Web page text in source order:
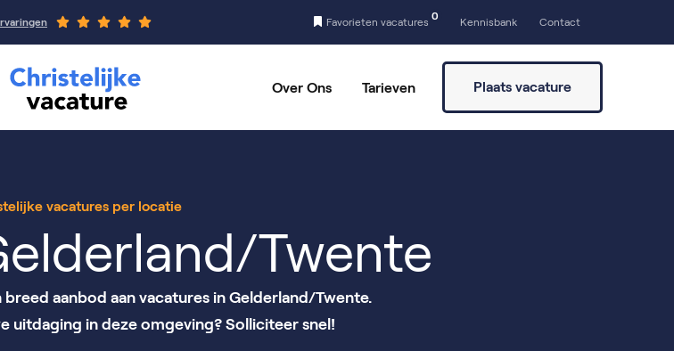
Favorieten vacatures
0
Kennisbank Contact
Over Ons Tarieven Plaats vacature
vacatures per locatie
Twente
aanbod aan vacatures in Gelderland/Twente.
uitdaging in deze omgeving? Solliciteer snel!